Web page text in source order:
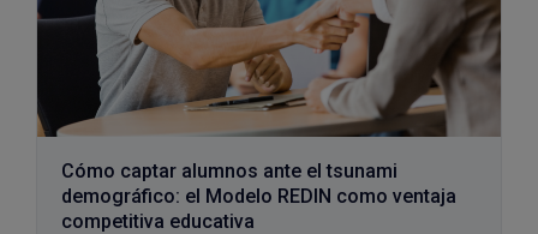
Cómo captar alumnos ante el tsunami
demográfico: el Modelo REDIN como ventaja
competitiva educativa